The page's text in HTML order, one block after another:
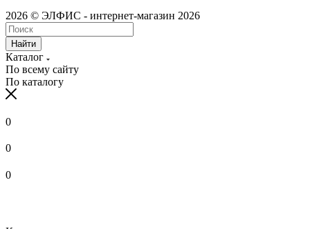
2026 © ЭЛФИС - интернет-магазин 2026
Найти
Каталог
По всему сайту
По каталогу
0
0
0